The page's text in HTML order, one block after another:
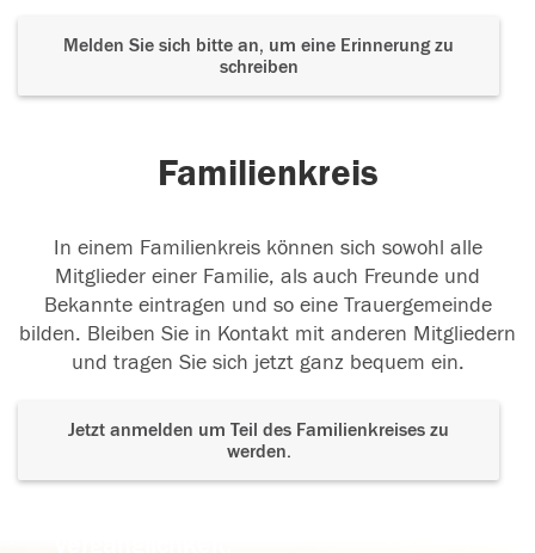
Melden Sie sich bitte an, um eine Erinnerung zu
schreiben
Familienkreis
In einem Familienkreis können sich sowohl alle
Mitglieder einer Familie, als auch Freunde und
Bekannte eintragen und so eine Trauergemeinde
bilden. Bleiben Sie in Kontakt mit anderen Mitgliedern
und tragen Sie sich jetzt ganz bequem ein.
Jetzt anmelden um Teil des Familienkreises zu
werden.